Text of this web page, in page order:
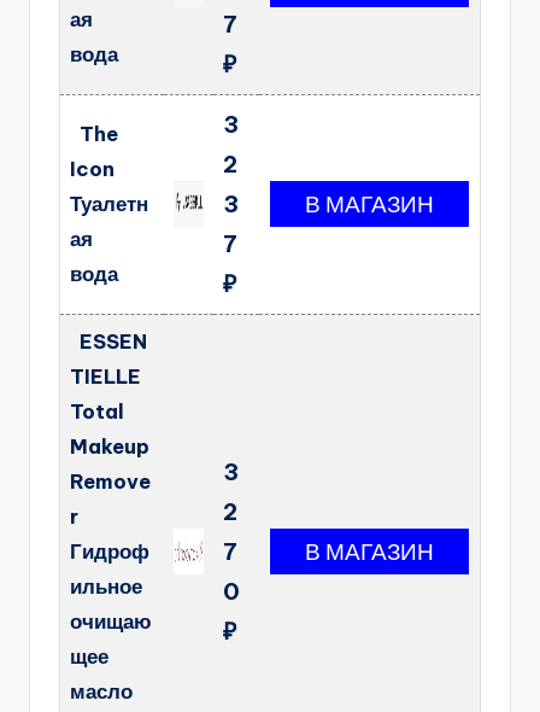
ая
вода
7
₽
The
Icon
Туалетн
ая
вода
3
2
3
7
₽
ESSEN
TIELLE
Total
Makeup
Remove
r
Гидроф
ильное
очищаю
щее
масло
3
2
7
0
₽